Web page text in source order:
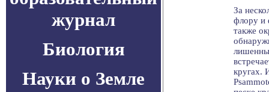
журнал
Биология
Науки о Земле
За
флору и
также
кругах.